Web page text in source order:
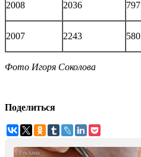
2008 2036 797
2007 2243 580
Фото Игоря Соколова
Поделиться